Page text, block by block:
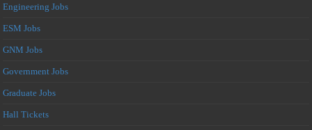
Engineering Jobs
ESM Jobs
GNM Jobs
Government Jobs
Graduate Jobs
Hall Tickets